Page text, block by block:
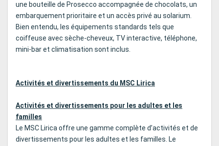
une bouteille de Prosecco accompagnée de chocolats, un
embarquement prioritaire et un accès privé au solarium.
Bien entendu, les équipements standards tels que
coiffeuse avec sèche-cheveux, TV interactive, téléphone,
mini-bar et climatisation sont inclus.
Activités et divertissements du MSC Lirica
Activités et divertissements pour les adultes et les
familles
Le MSC Lirica offre une gamme complète d’activités et de
divertissements pour les adultes et les familles. Le